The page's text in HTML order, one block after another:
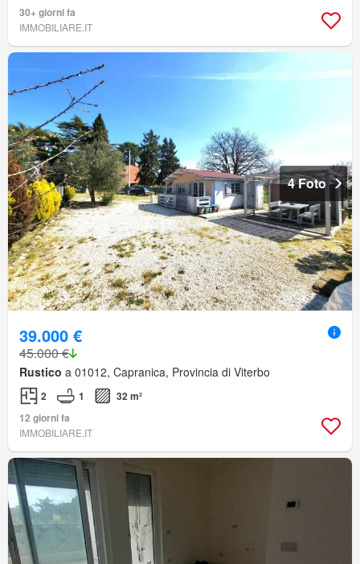
30+ giorni fa
IMMOBILIARE.IT
4 Foto
39.000 €
45.000 €
Rustico a 01012, Capranica, Provincia di Viterbo
2 1
32 m²
12 giorni fa
IMMOBILIARE.IT